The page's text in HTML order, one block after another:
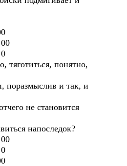
тяготиться, понятно,
поразмыслив и так, и
не становится
напоследок?